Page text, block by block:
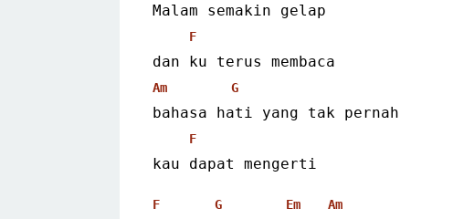
Malam semakin gelap
F
dan ku terus membaca
Am G
bahasa hati yang tak pernah
F
kau dapat mengerti
F G Em Am